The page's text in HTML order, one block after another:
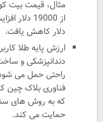
دلار کاهش یافت.
ارزش پایه طلا
دندانپزشکی و
راحتی حمل می
فناوری بلاک
که به روش های
حمایت می کند.